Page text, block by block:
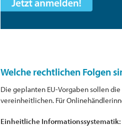
Welche rechtlichen Folgen
Die geplanten EU-Vorgaben sollen
vereinheitlichen. Für
Einheitliche Informationssystematik: